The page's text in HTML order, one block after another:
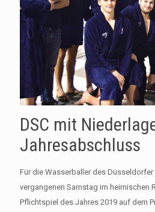
DSC mit
Jahresabschluss
Für die Wasserballer des Düsseldorfer
vergangenen Samstag im heimischen
Pflichtspiel des Jahres 2019 auf dem